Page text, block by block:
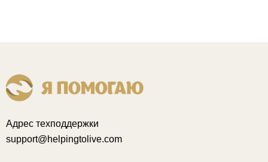
Адрес техподдержки
support@helpingtolive.com